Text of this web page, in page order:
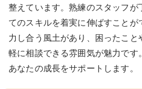
整えています。熟練のスタッフが
てのスキルを着実に伸ばすこと
力し合う風土があり、困ったこ
軽に相談できる雰囲気が魅力です
あなたの成長をサポートします。